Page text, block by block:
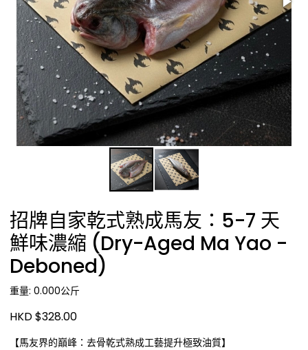
招牌自家乾式熟成馬友：5-7 天
鮮味濃縮 (Dry-Aged Ma Yao -
Deboned)
重量: 0.000公斤
HKD $328.00
【馬友界的巔峰：去骨乾式熟成工藝提升極致油質】